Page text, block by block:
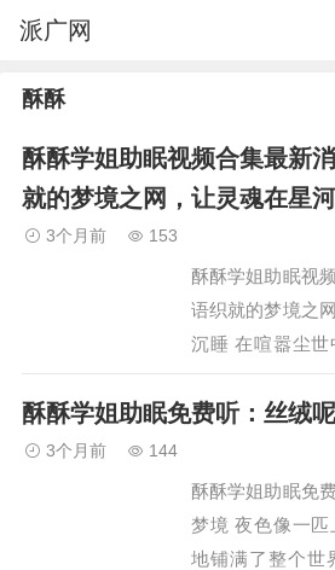
派广网
酥酥
酥酥学姐助眠视频合集最新
就的梦境之网，让灵魂在星
3个月前 153
酥酥学姐助眠视
语织就的梦境之
沉睡 在喧嚣尘世
开来，许多疲惫
紧缠绕。而就在
酥酥学姐助眠免费听：丝绒
3个月前 144
酥酥学姐助眠免
梦境 夜色像一匹
地铺满了整个世